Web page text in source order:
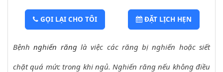
GỌI LẠI CHO TÔI ĐẶT LỊCH HẸN
Bệnhnghiến rănglà việc các răng bị nghiến hoặc siết
chặt quá mức trong khi ngủ. Nghiến răng nếu không điều